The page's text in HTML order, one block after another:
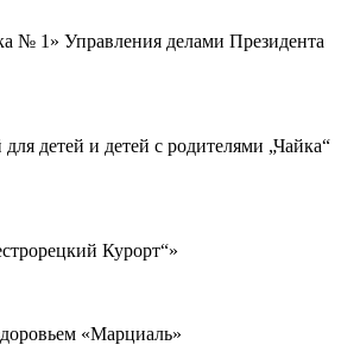
№ 1» Управления делами Президента
детей и детей с родителями „Чайка“
Курорт“»
«Марциаль»